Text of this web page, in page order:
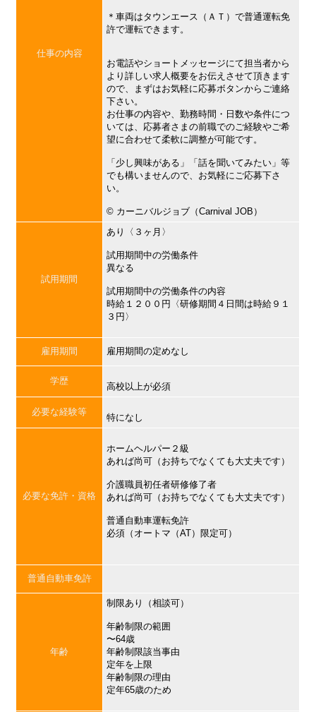
仕事の内容
＊車両はタウンエース（ＡＴ）で普通運転免
許で運転できます。
お電話やショートメッセージにて担当者から
より詳しい求人概要をお伝えさせて頂きます
ので、まずはお気軽に応募ボタンからご連絡
下さい。
お仕事の内容や、勤務時間・日数や条件につ
いては、応募者さまの前職でのご経験やご希
望に合わせて柔軟に調整が可能です。
「少し興味がある」「話を聞いてみたい」等
でも構いませんので、お気軽にご応募下さ
い。
©︎ カーニバルジョブ（Carnival JOB）
試用期間
あり〈３ヶ月〉
試用期間中の労働条件
異なる
試用期間中の労働条件の内容
時給１２００円〈研修期間４日間は時給９１
３円〉
雇用期間 雇用期間の定めなし
学歴
高校以上が必須
必要な経験等
特になし
必要な免許・資格
ホームヘルパー２級
あれば尚可（お持ちでなくても大丈夫です）
介護職員初任者研修修了者
あれば尚可（お持ちでなくても大丈夫です）
普通自動車運転免許
必須（オートマ（AT）限定可）
普通自動車免許
年齢
制限あり（相談可）
年齢制限の範囲
〜64歳
年齢制限該当事由
定年を上限
年齢制限の理由
定年65歳のため